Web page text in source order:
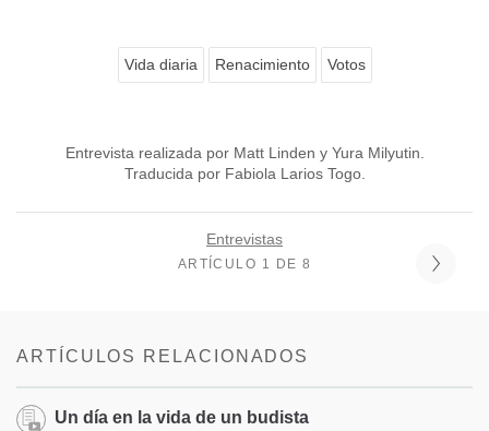
Vida diaria Renacimiento Votos
Entrevista realizada por Matt Linden y Yura Milyutin.
Traducida por Fabiola Larios Togo.
Entrevistas
ARTÍCULO 1 DE 8
ARTÍCULOS RELACIONADOS
Un día en la vida de un budista